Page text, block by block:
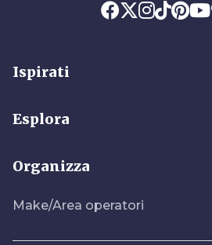
Ispirati
Esplora
Organizza
Make/Area operatori